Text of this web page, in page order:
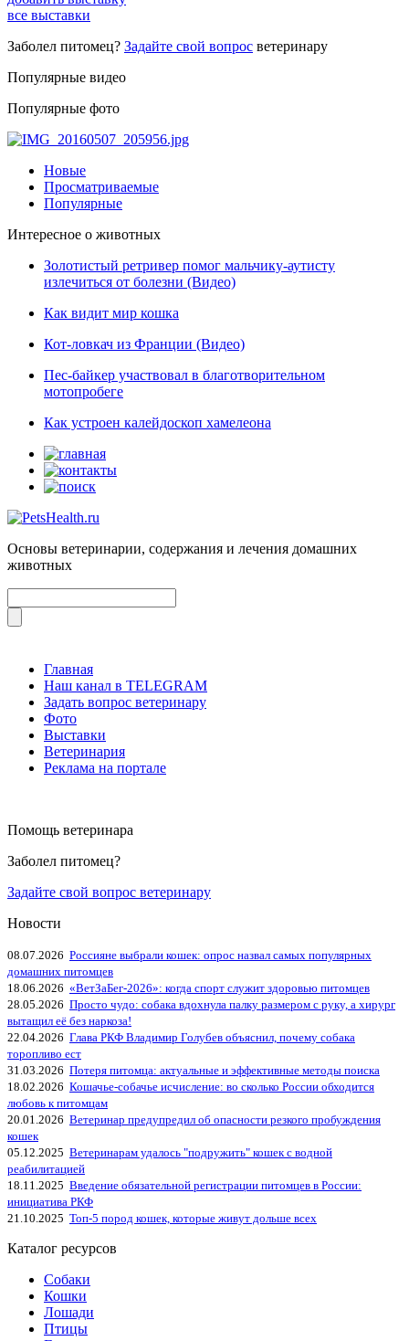
все выставки
Заболел питомец? Задайте свой вопрос ветеринару
Популярные видео
Популярные фото
Новые
Просматриваемые
Популярные
Интересное о животных
Золотистый ретривер помог мальчику-аутисту
излечиться от болезни (Видео)
Как видит мир кошка
Кот-ловкач из Франции (Видео)
Пес-байкер участвовал в благотворительном
мотопробеге
Как устроен калейдоскоп хамелеона
Основы ветеринарии, содержания и лечения домашних
животных
Главная
Наш канал в TELEGRAM
Задать вопрос ветеринару
Фото
Выставки
Ветеринария
Реклама на портале
Помощь ветеринара
Заболел питомец?
Задайте свой вопрос ветеринару
Новости
08.07.2026 Россияне выбрали кошек: опрос назвал самых популярных
домашних питомцев
18.06.2026 «ВетЗаБег‑2026»: когда спорт служит здоровью питомцев
28.05.2026 Просто чудо: собака вдохнула палку размером с руку, а хирург
вытащил её без наркоза!
22.04.2026 Глава РКФ Владимир Голубев объяснил, почему собака
торопливо ест
31.03.2026 Потеря питомца: актуальные и эффективные методы поиска
18.02.2026 Кошачье-собачье исчисление: во сколько России обходится
любовь к питомцам
20.01.2026 Ветеринар предупредил об опасности резкого пробуждения
кошек
05.12.2025 Ветеринарам удалось "подружить" кошек с водной
реабилитацией
18.11.2025 Введение обязательной регистрации питомцев в России:
инициатива РКФ
21.10.2025 Топ-5 пород кошек, которые живут дольше всех
Каталог ресурсов
Собаки
Кошки
Лошади
Птицы